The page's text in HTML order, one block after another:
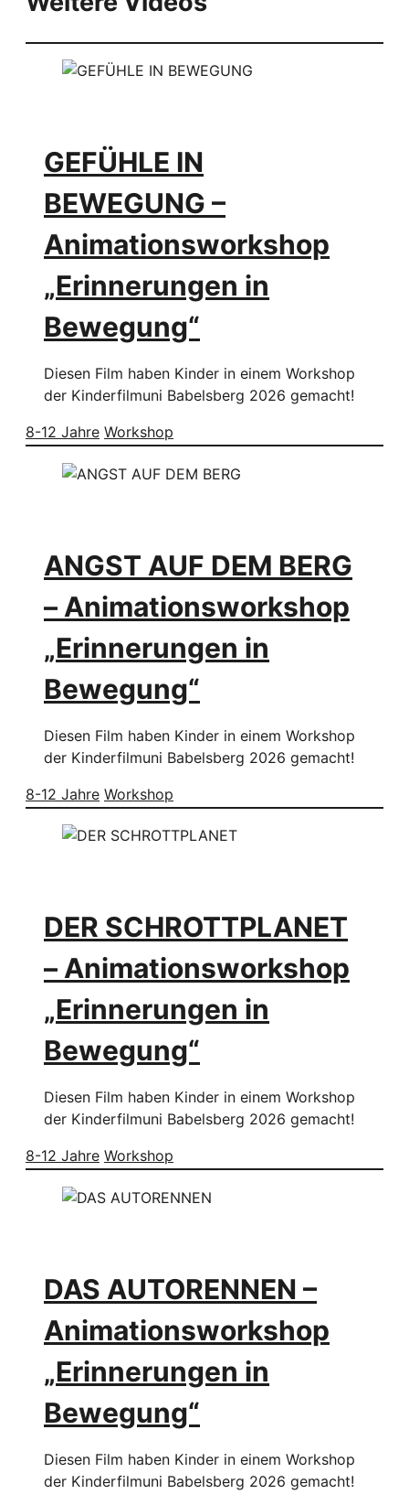
GEFÜHLE IN
BEWEGUNG –
Animationsworkshop
„Erinnerungen in
Bewegung“
Diesen Film haben Kinder in einem Workshop
der Kinderfilmuni Babelsberg 2026 gemacht!
8-12 Jahre Workshop
ANGST AUF DEM BERG
– Animationsworkshop
„Erinnerungen in
Bewegung“
Diesen Film haben Kinder in einem Workshop
der Kinderfilmuni Babelsberg 2026 gemacht!
8-12 Jahre Workshop
DER SCHROTTPLANET
– Animationsworkshop
„Erinnerungen in
Bewegung“
Diesen Film haben Kinder in einem Workshop
der Kinderfilmuni Babelsberg 2026 gemacht!
8-12 Jahre Workshop
DAS AUTORENNEN –
Animationsworkshop
„Erinnerungen in
Bewegung“
Diesen Film haben Kinder in einem Workshop
der Kinderfilmuni Babelsberg 2026 gemacht!